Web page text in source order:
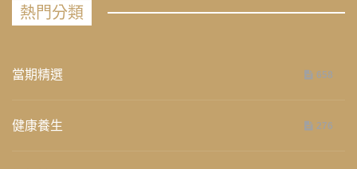
熱門分類
當期精選 658
健康養生 276